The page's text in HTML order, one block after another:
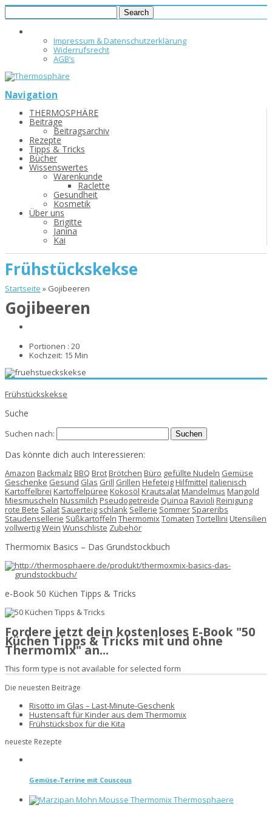
Impressum & Datenschutzerklärung
Widerrufsrecht
AGB’s
Navigation
THERMOSPHÄRE
Beiträge
Beitragsarchiv
Rezepte
Tipps & Tricks
Bücher
Wissenswertes
Warenkunde
Raclette
Gesundheit
Kosmetik
Über uns
Brigitte
Janina
Kai
Frühstückskekse
Startseite » Gojibeeren
Gojibeeren
Portionen : 20
Kochzeit: 15 Min
Frühstückskekse
Suche
Suchen nach:
Das könnte dich auch Interessieren:
Amazon Backmalz BBQ BrotBrötchen Büro gefüllte Nudeln Gemüse
Geschenke Gesund Glas Grill Grillen HefeteigHilfmittel italienisch
Kartoffelbrei Kartoffelpüree Kokosöl KrautsalatMandelmus Mangold
Miesmuscheln Nussmilch Pseudogetreide Quinoa Ravioli Reinigung
rote Bete Salat Sauerteig schlank Sellerie Sommer Spareribs
Staudensellerie Süßkartoffeln ThermomixTomaten Tortellini Utensilien
vollwertigWein Wunschliste Zubehör
Thermomix Basics – Das Grundstockbuch
e-Book 50 Küchen Tipps & Tricks
Fordere jetzt dein kostenloses E-Book "50
Küchen Tipps & Tricks mit und ohne
Thermomix" an...
This form type is not available for selected form
Die neuesten Beiträge
Risotto im Glas – Last-Minute-Geschenk
Hustensaft für Kinder aus dem Thermomix
Frühstücksbox für die Kita
neueste Rezepte
Gemüse-Terrine mit Couscous